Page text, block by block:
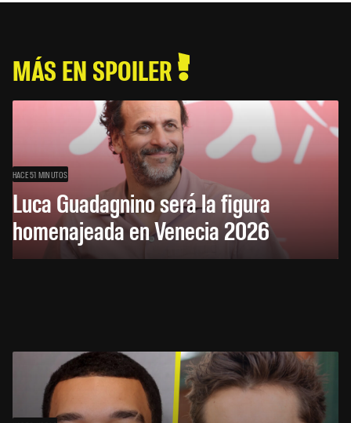
MÁS EN SPOILER
HACE 51 MINUTOS
Luca Guadagnino será la figura
homenajeada en Venecia 2026